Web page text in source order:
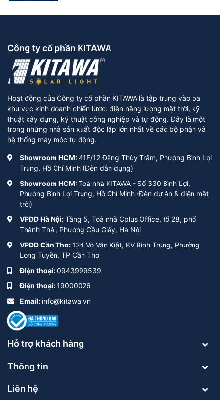
Công ty cổ phần KITAWA
Hoạt động của Công ty cổ phần KITAWA là tập trung vào ba
khu vực kinh doanh chiến lược: điện năng lượng mặt trời, kỹ
thuật xây dựng, kỹ thuật công nghiệp và tự động. Đây là một
trong những nhà sản xuất độc lập lớn nhất về các bộ phận và
hệ thống máy móc tự động.
Showroom HCM:41F/12 Đặng Thùy Trâm, Phường Bình Lợi
Trung, Hồ Chí Minh (Đèn dân dụng)
Showroom HCM:Toà nhà KITAWA - Số 330 Bình Lợi,
Phường Bình Lợi Trung, Hồ Chí Minh (Đèn dự án & điện mặt
trời)
VPĐD Hà Nội:Tầng 5, Toà nhà Cplus Office, tổ 28, phố
Thành Thái, Phường Cầu Giấy, Hà Nội
VPĐD Cần Thơ:124 Võ Văn Kiệt, KV Bình Trung, Phường
Long Tuyền, TP Cần Thơ
Điện thoại:0943999539
Điện thoại:19000026
Email: info@kitawa.vn
Hỗ trợ khách hàng
Thông tin
Liên hệ